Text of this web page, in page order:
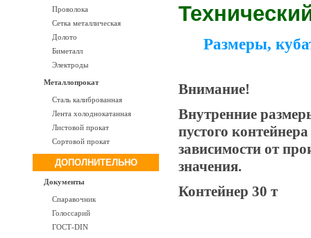
Проволока
Сетка металлическая
Долото
Биметалл
Электроды
Металлопрокат
Сталь калиброванная
Лента холоднокатанная
Листовой прокат
Сортовой прокат
ДОПОЛНИТЕЛЬНО
Документы
Спаравочник
Голоссарий
ГОСТ-DIN
Размеры,
Внимание!
Внутренние
пустого
зависимости от
значения.
Контейнер 30 т